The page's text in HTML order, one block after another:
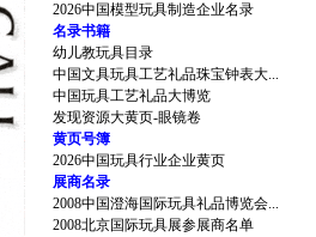
2026中国模型玩具制造企业名录
名录书籍
幼儿教玩具目录
中国文具玩具工艺礼品珠宝钟表大...
中国玩具工艺礼品大博览
发现资源大黄页-眼镜卷
黄页号簿
2026中国玩具行业企业黄页
展商名录
2008中国澄海国际玩具礼品博览会...
2008北京国际玩具展参展商名单